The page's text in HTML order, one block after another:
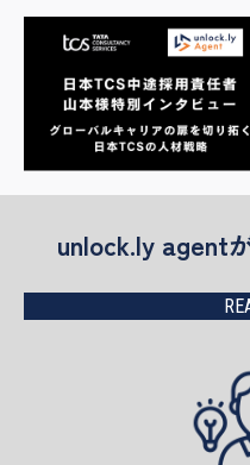
unlock.ly agent